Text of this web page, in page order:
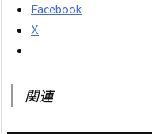
Facebook
X
関連